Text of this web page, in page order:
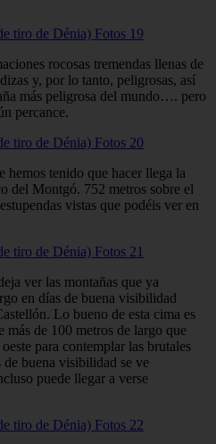
rocosas tremendas llenas de
y, por lo tanto, peligrosas, así
más peligrosa del mundo…. pero
percance.
hemos tenido que hacer llega la
del Montgó. 752 metros sobre el
vistas que podéis ver en
ver las montañas que ya
en días de buena visibilidad
Lo bueno de esta cima es
más de 100 metros de largo que
para contemplar las brutales
buena visibilidad se ve
puede llegar a verse